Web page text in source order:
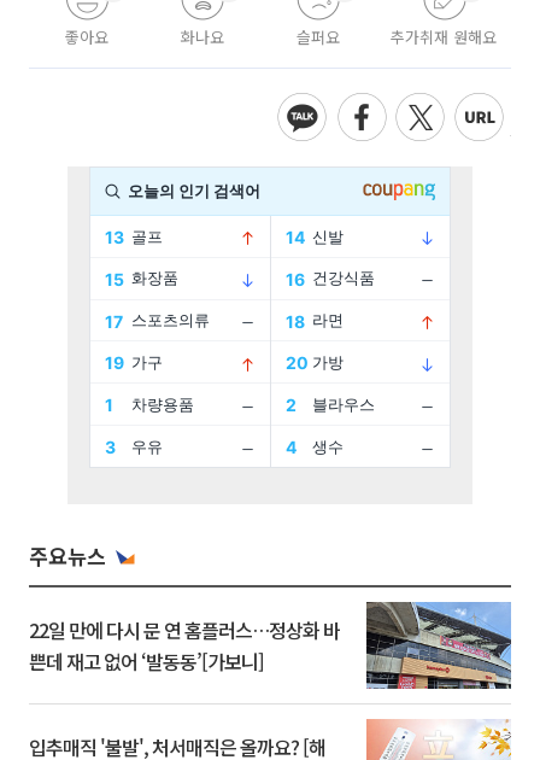
좋아요 화나요 슬퍼요 추가취재 원해요
주요뉴스
22일 만에 다시 문 연 홈플러스…정상화 바
쁜데 재고 없어 ‘발동동’[가보니]
입추매직 '불발', 처서매직은 올까요? [해